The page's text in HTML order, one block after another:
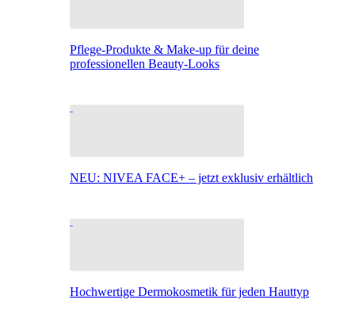
Pflege-Produkte & Make-up für deine
professionellen Beauty-Looks
NEU: NIVEA FACE+ – jetzt exklusiv erhältlich
Hochwertige Dermokosmetik für jeden Hauttyp